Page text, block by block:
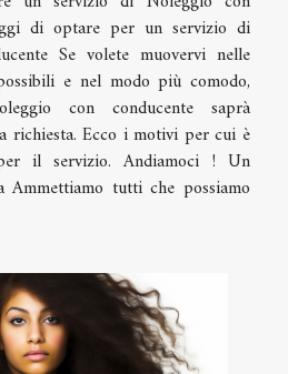
di optare per un servizio di
Se volete muovervi nelle
e nel modo più comodo,
con conducente saprà
richiesta. Ecco i motivi per cui è
il servizio. Andiamoci ! Un
Ammettiamo tutti che possiamo